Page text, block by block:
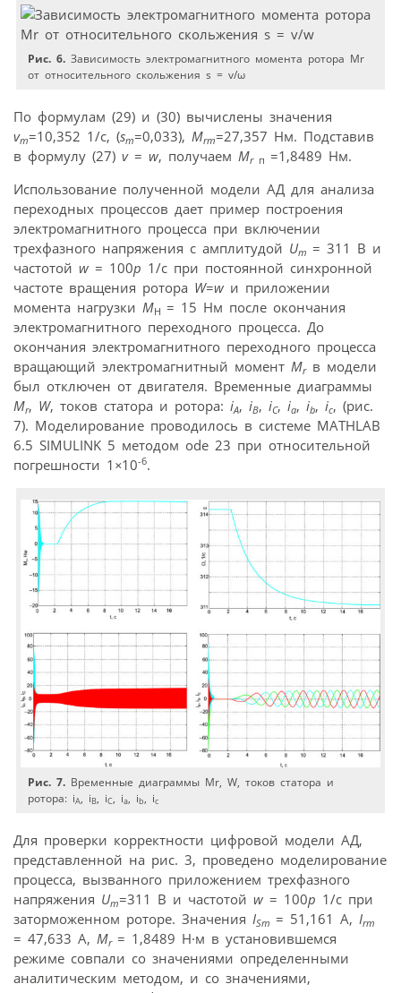
Рис. 6. Зависимость электромагнитного момента ротора Mr
от относительного скольжения s = v/ω
По формулам (29) и (30) вычислены значения
vm=10,352 1/c, (sm=0,033), Mrm=27,357 Нм. Подставив
в формулу (27) v = w, получаем Mr п =1,8489 Нм.
Использование полученной модели АД для анализа
переходных процессов дает пример построения
электромагнитного процесса при включении
трехфазного напряжения с амплитудой Um = 311 В и
частотой w = 100p 1/с при постоянной синхронной
частоте вращения ротора W=w и приложении
момента нагрузки MН = 15 Нм после окончания
электромагнитного переходного процесса. До
окончания электромагнитного переходного процесса
вращающий электромагнитный момент Mrв модели
был отключен от двигателя. Временные диаграммы
Mr, W, токов статора и ротора: iA, iB, iC, ia, ib, ic, (рис.
7). Моделирование проводилось в системе MATHLAB
6.5 SIMULINK 5 методом ode 23 при относительной
погрешности 1 ×10-6.
Рис. 7. Временные диаграммы Mr, W, токов статора и
ротора: iA, iB, iC, ia, ib, ic
Для проверки корректности цифровой модели АД,
представленной на рис. 3, проведено моделирование
процесса, вызванного приложением трехфазного
напряжения Um=311 В и частотой w = 100p 1/с при
заторможенном роторе. Значения ISm = 51,161 A, Irm
= 47,633 A, Mr = 1,8489 Н·м в установившемся
режиме совпали со значениями определенными
аналитическим методом, и со значениями,